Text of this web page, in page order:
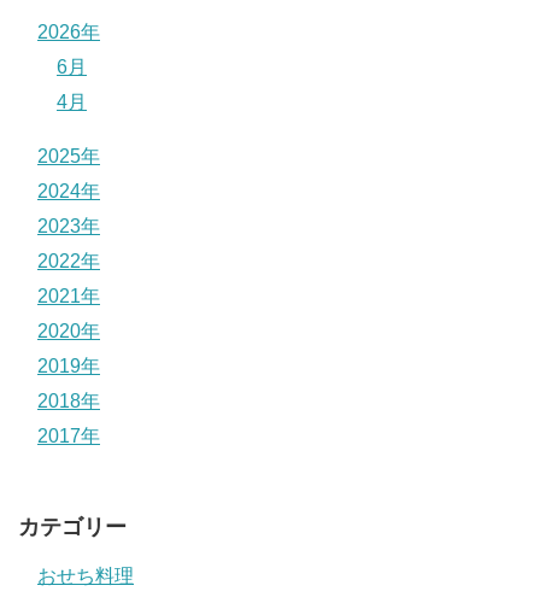
2026年
6月
4月
2025年
2024年
2023年
2022年
2021年
2020年
2019年
2018年
2017年
カテゴリー
おせち料理